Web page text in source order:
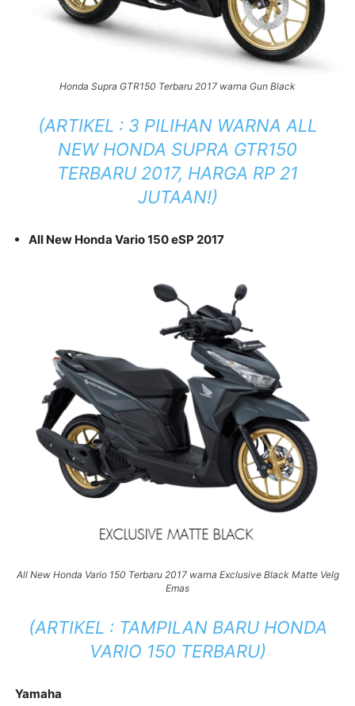
Honda Supra GTR150 Terbaru 2017 warna Gun Black
(ARTIKEL : 3 PILIHAN WARNA ALL
NEW HONDA SUPRA GTR150
TERBARU 2017, HARGA RP 21
JUTAAN!)
All New Honda Vario 150 eSP 2017
All New Honda Vario 150 Terbaru 2017 warna Exclusive Black Matte Velg
Emas
(ARTIKEL : TAMPILAN BARU HONDA
VARIO 150 TERBARU)
Yamaha